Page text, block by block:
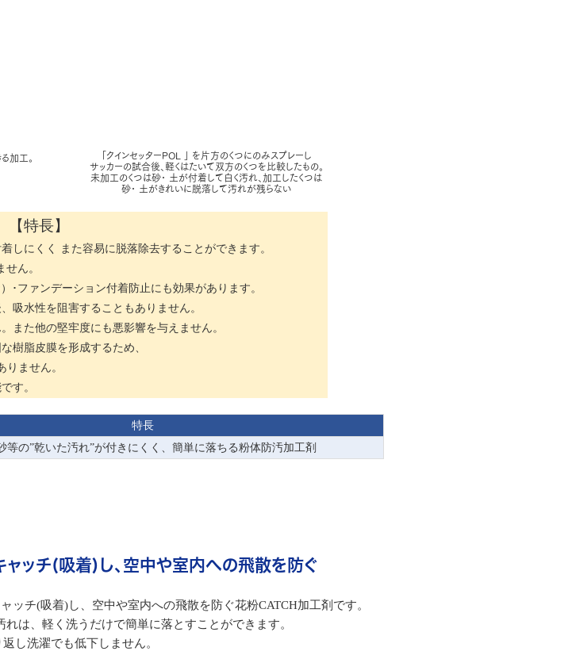
加工。
「クインセッターPOL 」 を片方のくつにのみスプレーし
サッカーの試合後、軽くはたいて双方のくつを比較したもの。
未加工のくつは砂･ 土が付着して白く汚れ、加工したくつは
砂･ 土がきれいに脱落して汚れが残らない
【特長】
しにくく また容易に脱落除去することができます。
ん。
･ファンデーション付着防止にも効果があります。
吸水性を阻害することもありません。
また他の堅牢度にも悪影響を与えません。
樹脂皮膜を形成するため、
ません。
す。
特長
等の”乾いた汚れ”が付きにくく、簡単に落ちる粉体防汚加工剤
ャッチ(吸着)し、空中や室内への飛散を防ぐ
ッチ(吸着)し、空中や室内への飛散を防ぐ花粉CATCH加工剤です。
は、軽く洗うだけで簡単に落とすことができます。
し洗濯でも低下しません。